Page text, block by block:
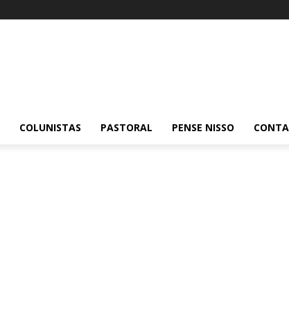
COLUNISTAS PASTORAL PENSE NISSO